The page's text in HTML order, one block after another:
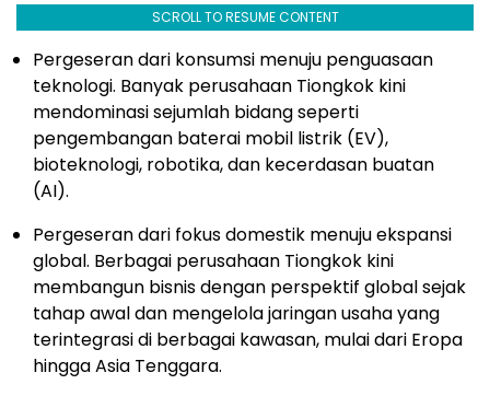
SCROLL TO RESUME CONTENT
Pergeseran dari konsumsi menuju penguasaan
teknologi. Banyak perusahaan Tiongkok kini
mendominasi sejumlah bidang seperti
pengembangan baterai mobil listrik (EV),
bioteknologi, robotika, dan kecerdasan buatan
(AI).
Pergeseran dari fokus domestik menuju ekspansi
global. Berbagai perusahaan Tiongkok kini
membangun bisnis dengan perspektif global sejak
tahap awal dan mengelola jaringan usaha yang
terintegrasi di berbagai kawasan, mulai dari Eropa
hingga Asia Tenggara.